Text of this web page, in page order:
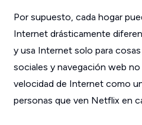
Por supuesto, cada hogar
Internet drásticamente
y usa Internet solo para
sociales y navegación web
velocidad de Internet como
personas que ven Netflix en